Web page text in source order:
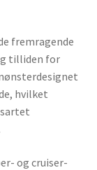
fremragende
tilliden for
hvilket
og cruiser-